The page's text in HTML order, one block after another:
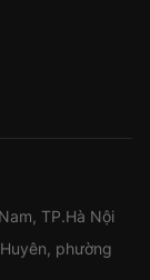
TP.Hà Nội
phường